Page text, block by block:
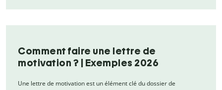
Comment faire une lettre de
motivation ? | Exemples 2026
Une lettre de motivation est un élément clé du dossier de